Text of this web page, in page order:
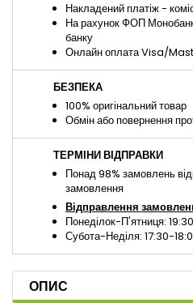
Накладений платіж -
На рахунок ФОП
банку
Онлайн оплата Visa/
БЕЗПЕКА
100% оригінальний товар
Обмін або повернення
ТЕРМІНИ ВІДПРАВКИ
Понад 98% замовлень
замовлення
Відправлення
Понеділок-П'ятниця:
Субота-Неділя: 17:30-
ОПИС